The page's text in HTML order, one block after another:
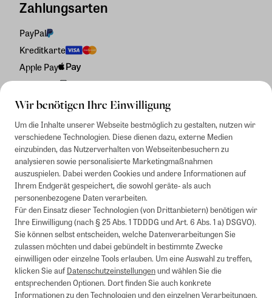
Wir benötigen Ihre Einwilligung
Um die Inhalte unserer Webseite bestmöglich zu gestalten, nutzen wir
verschiedene Technologien. Diese dienen dazu, externe Medien
einzubinden, das Nutzerverhalten von Webseitenbesuchern zu
analysieren sowie personalisierte Marketingmaßnahmen
auszuspielen. Dabei werden Cookies und andere Informationen auf
Ihrem Endgerät gespeichert, die sowohl geräte- als auch
personenbezogene Daten verarbeiten.
Für den Einsatz dieser Technologien (von Drittanbietern) benötigen wir
Ihre Einwilligung (nach § 25 Abs. 1 TDDDG und Art. 6 Abs. 1 a) DSGVO).
Sie können selbst entscheiden, welche Datenverarbeitungen Sie
zulassen möchten und dabei gebündelt in bestimmte Zwecke
einwilligen oder einzelne Tools erlauben. Um eine Auswahl zu treffen,
klicken Sie aufDatenschutzeinstellungenund wählen Sie die
entsprechenden Optionen. Dort finden Sie auch konkrete
Informationen zu den Technologien und den einzelnen Verarbeitungen.
Zahlungsarten
PayPal
Kreditkarte
Apple Pay
Rechnung